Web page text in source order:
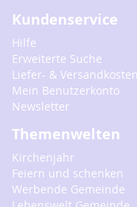
Kundenservice
Hilfe
Erweiterte Suche
Liefer- & Versandkosten
Mein Benutzerkonto
Newsletter
Themenwelten
Kirchenjahr
Feiern und schenken
Werbende Gemeinde